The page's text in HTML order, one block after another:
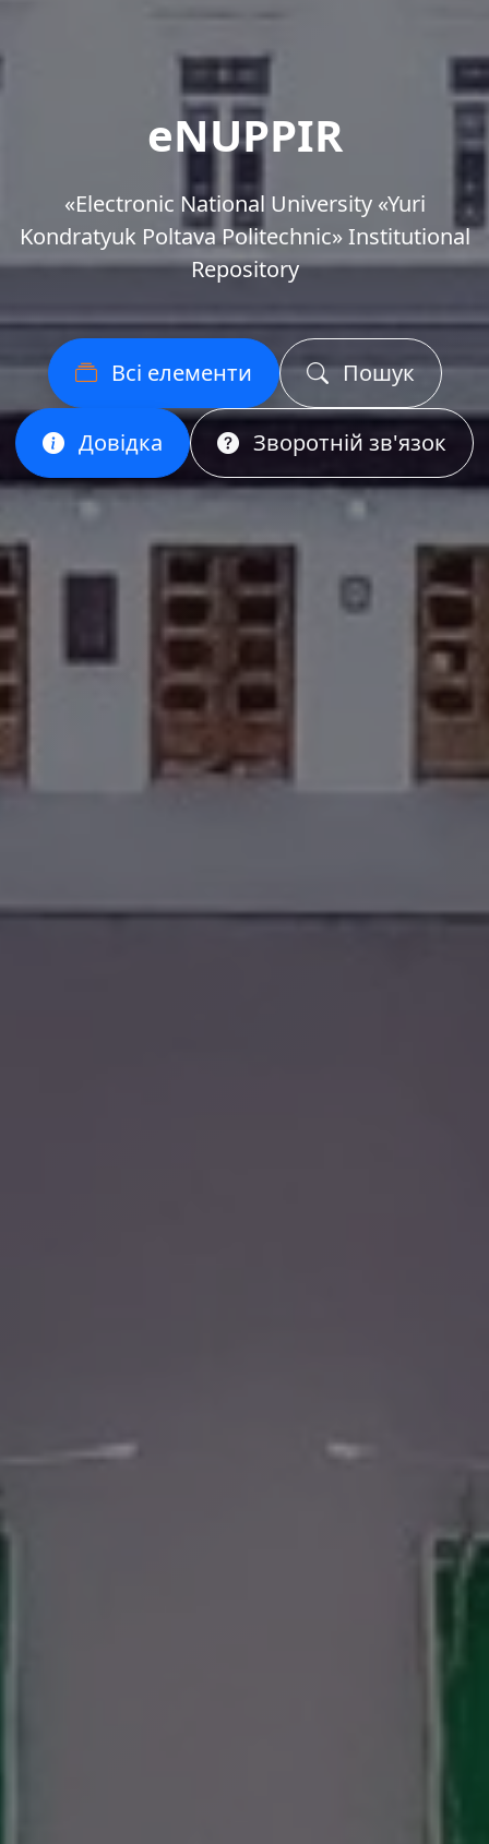
eNUPPIR
«Еlectronic National University «Yuri
Kondratyuk Poltava Politechnic» Institutional
Repository
Всі елементи Пошук
Довідка Зворотній зв'язок